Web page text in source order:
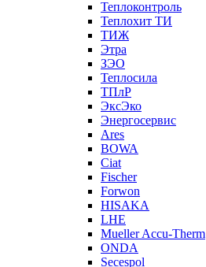
Теплоконтроль
Теплохит ТИ
ТИЖ
Этра
ЗЭО
Теплосила
ТПлР
ЭксЭко
Энергосервис
Ares
BOWA
Ciat
Fischer
Forwon
HISAKA
LHE
Mueller Accu-Therm
ONDA
Secespol